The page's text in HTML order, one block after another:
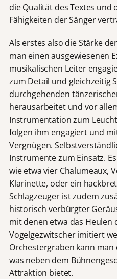
die Qualität des Textes und
Fähigkeiten der Sänger
Als erstes also die Stärke
man einen ausgewiesenen
musikalischen Leiter
zum Detail und gleichzeitig
durchgehenden
herausarbeitet und vor
Instrumentation zum
folgen ihm engagiert und
Vergnügen.
Instrumente zum Einsatz.
wie etwa vier Chalumeaux,
Klarinette, oder ein
Schlagzeuger ist zudem
historisch verbürgter
mit denen etwa das Heulen
Vogelgezwitscher imitiert
Orchestergraben kann
was neben dem
Attraktion bietet.